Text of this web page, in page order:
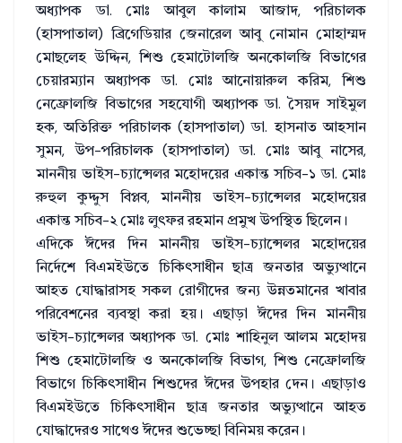
অধ্যাপক ডা. মোঃ আবুল কালাম আজাদ, পরিচালক
(হাসপাতাল) ব্রিগেডিয়ার জেনারেল আবু নোমান মোহাম্মদ
মোছলেহ উদ্দিন, শিশু হেমাটোলজি অনকোলজি বিভাগের
চেয়ারম্যান অধ্যাপক ডা. মোঃ আনোয়ারুল করিম, শিশু
নেফ্রোলজি বিভাগের সহযোগী অধ্যাপক ডা. সৈয়দ সাইমুল
হক, অতিরিক্ত পরিচালক (হাসপাতাল) ডা. হাসনাত আহসান
সুমন, উপ-পরিচালক (হাসপাতাল) ডা. মোঃ আবু নাসের,
মাননীয় ভাইস-চ্যান্সেলর মহোদয়ের একান্ত সচিব-১ ডা. মোঃ
রুহুল কুদ্দুস বিপ্লব, মাননীয় ভাইস-চ্যান্সেলর মহোদয়ের
একান্ত সচিব-২ মোঃ লুৎফর রহমান প্রমুখ উপস্থিত ছিলেন।
এদিকে ঈদের দিন মাননীয় ভাইস-চ্যান্সেলর মহোদয়ের
নির্দেশে বিএমইউতে চিকিৎসাধীন ছাত্র জনতার অভ্যুত্থানে
আহত যোদ্ধারাসহ সকল রোগীদের জন্য উন্নতমানের খাবার
পরিবেশনের ব্যবস্থা করা হয়। এছাড়া ঈদের দিন মাননীয়
ভাইস-চ্যান্সেলর অধ্যাপক ডা. মোঃ শাহিনুল আলম মহোদয়
শিশু হেমাটোলজি ও অনকোলজি বিভাগ, শিশু নেফ্রোলজি
বিভাগে চিকিৎসাধীন শিশুদের ঈদের উপহার দেন। এছাড়াও
বিএমইউতে চিকিৎসাধীন ছাত্র জনতার অভ্যুত্থানে আহত
যোদ্ধাদেরও সাথেও ঈদের শুভেচ্ছা বিনিময় করেন।